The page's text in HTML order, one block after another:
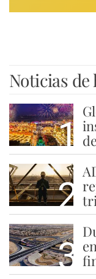
Noticias de
1
2
3